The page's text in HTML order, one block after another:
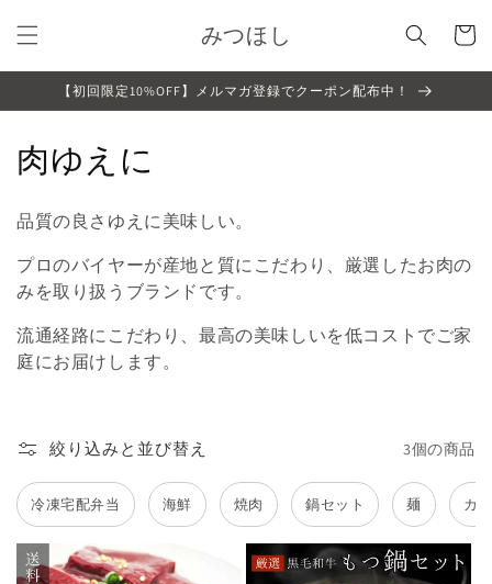
ンツに
進む
みつほし
ー
【初回限定10%OFF】メルマガ登録でクーポン配布中！
コ
レ
ク
シ
ョ
ン
肉ゆえに
品質の良さゆえに美味しい。
プロのバイヤーが産地と質にこだわり、厳選したお肉の
みを取り扱うブランドです。
流通経路にこだわり、最高の美味しいを低コストでご家
庭にお届けします。
絞り込みと並び替え 3個の商品
冷凍宅配弁当 海鮮 焼肉 鍋セット 麺 カ